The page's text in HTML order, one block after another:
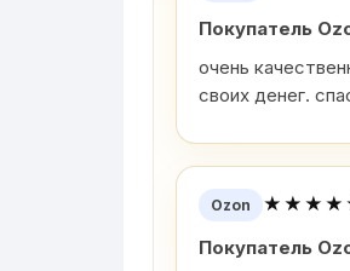
Покупатель
очень
своих денег.
Ozon
Покупатель